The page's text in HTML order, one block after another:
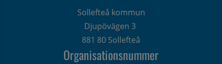
Sollefteå kommun
Djupövägen 3
881 80 Sollefteå
Organisationsnummer